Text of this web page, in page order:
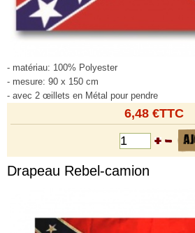
- matériau: 100% Polyester
- mesure: 90 x 150 cm
- avec 2 œillets en Métal pour pendre
6,48 €TTC
Drapeau Rebel-camion